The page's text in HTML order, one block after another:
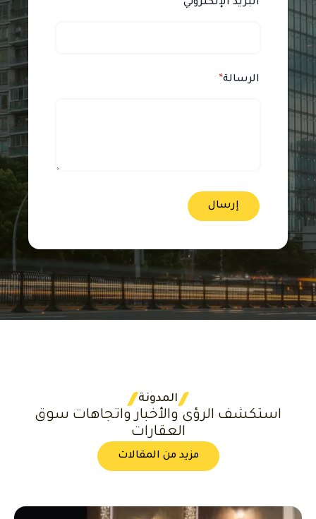
البريد الإلكتروني
الرسالة*
إرسال
المدونة
استكشف الرؤى والأخبار واتجاهات سوق
العقارات
مزيد من المقالات